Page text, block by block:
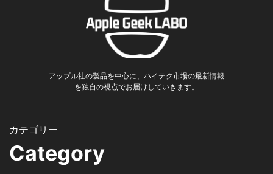
アップル社の製品を中心に、ハイテク市場の最新情報
を独自の視点でお届けしていきます。
Category